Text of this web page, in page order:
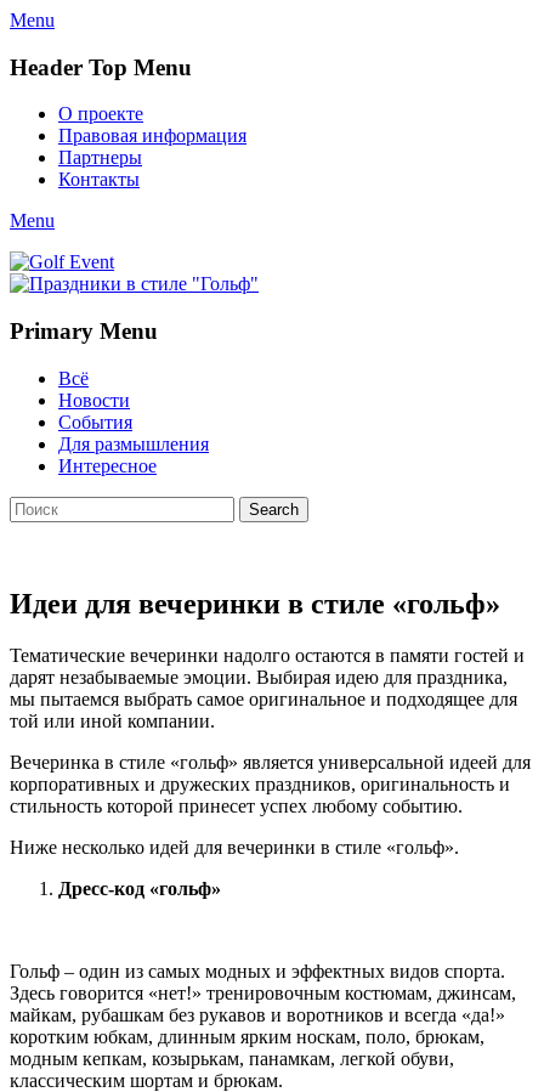
Menu
Header Top Menu
Skip
content
О проекте
Правовая информация
Партнеры
Контакты
Twitter
Email
YouTube
Website
Link
Menu
Golf Event
СМИ о гольфе, гольф-события, новости гольфа. Russian golf
Primary Menu
Skip
content
Всё
Новости
События
Для размышления
Интересное
Search
Search
for:
Идеи для вечеринки в стиле «гольф»
Тематические вечеринки надолго остаются в памяти гостей и
дарят незабываемые эмоции. Выбирая идею для праздника,
мы пытаемся выбрать самое оригинальное и подходящее для
той или иной компании.
Вечеринка в стиле «гольф» является универсальной идеей для
корпоративных и дружеских праздников, оригинальность и
стильность которой принесет успех любому событию.
Ниже несколько идей для вечеринки в стиле «гольф».
Дресс-код «гольф»
Гольф – один из самых модных и эффектных видов спорта.
Здесь говорится «нет!» тренировочным костюмам, джинсам,
майкам, рубашкам без рукавов и воротников и всегда «да!»
коротким юбкам, длинным ярким носкам, поло, брюкам,
модным кепкам, козырькам, панамкам, легкой обуви,
классическим шортам и брюкам.